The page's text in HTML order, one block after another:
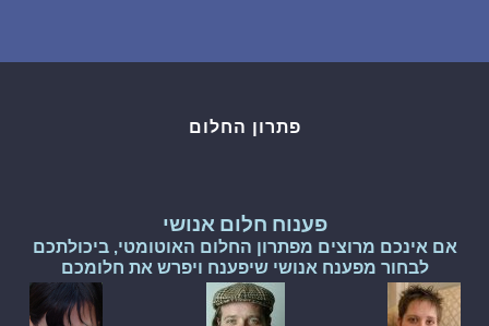
3
פתרון החלום
פענוח חלום אנושי
אם אינכם מרוצים מפתרון החלום האוטומטי, ביכולתכם
לבחור מפענח אנושי שיפענח ויפרש את חלומכם